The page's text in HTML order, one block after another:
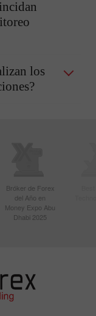
los
Bróker de Forex
del Año en
Money Expo Abu
Dhabi 2025